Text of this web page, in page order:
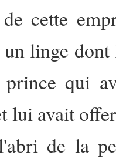
cette
linge dont
qui
lui avait
de la